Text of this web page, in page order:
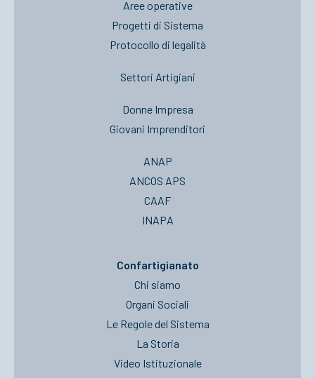
Aree operative
Progetti di Sistema
Protocollo di legalità
Settori Artigiani
Donne Impresa
Giovani Imprenditori
ANAP
ANCOS APS
CAAF
INAPA
Confartigianato
Chi siamo
Organi Sociali
Le Regole del Sistema
La Storia
Video Istituzionale